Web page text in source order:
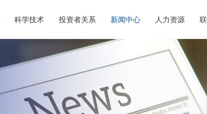
科学技术 投资者关系 新闻中心 人力资源